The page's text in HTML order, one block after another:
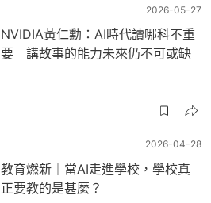
2026-05-27
NVIDIA黃仁勳：AI時代讀哪科不重
要 講故事的能力未來仍不可或缺
2026-04-28
教育燃新｜當AI走進學校，學校真
正要教的是甚麼？